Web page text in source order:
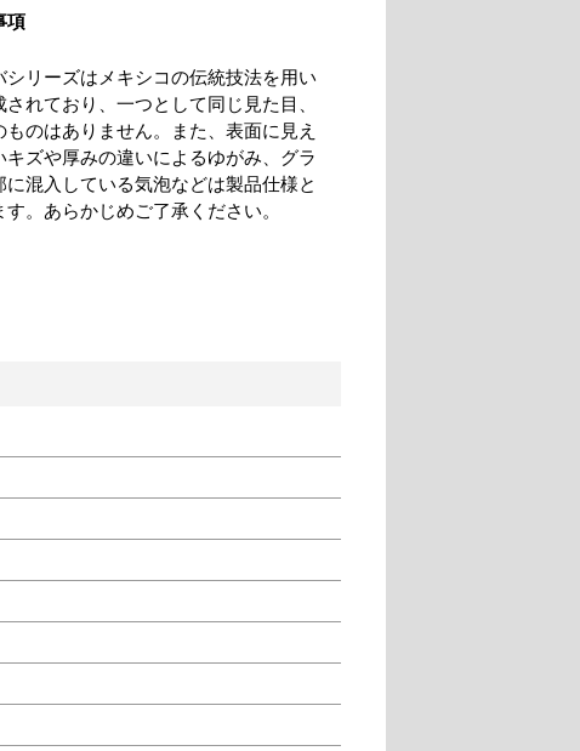
項
シリーズはメキシコの伝統技法を用い
されており、一つとして同じ見た目、
ものはありません。また、表面に見え
キズや厚みの違いによるゆがみ、グラ
に混入している気泡などは製品仕様と
す。あらかじめご了承ください。